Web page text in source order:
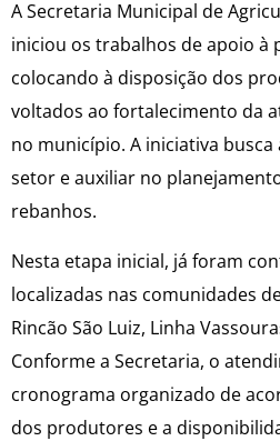
A Secretaria Municipal de
iniciou os trabalhos de apoio à
colocando à disposição dos
voltados ao fortalecimento da
no município. A iniciativa
setor e auxiliar no
rebanhos.
Nesta etapa inicial, já foram
localizadas nas comunidades
Rincão São Luiz, Linha
Conforme a Secretaria, o
cronograma organizado de
dos produtores e a